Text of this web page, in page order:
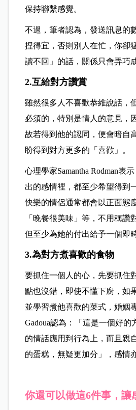
保持聯繫感覺。
不過，筆者認為，發送訊息的
捏得宜，否則別人在忙，你卻
讀不回」的話，關係只會弄巧
2.互給對方讚賞
雖然很多人不喜歡恭維說話，
必須的，特別是情人的意見，
故若得到他的認同，便會暗自
盼得到對方更多的「喜歡」。
心理學家Samantha Rodman表
出的感情裡，都至少希望得到
快樂的情侶通常都會以正面態
「晚餐很美味」等，不用稱讚
但至少為她的付出給予一個即
3.為對方煮喜歡的食物
要抓住一個人的心，先要抓住
點也沒錯，即使不懂下廚，如
並學習煮他喜歡的菜式，婚姻專
Gadoua認為：「這是一個好的
的情話應用到行為上，而且親
的蛋糕，無疑更加分」，感情
你還可以做這6件事，讓